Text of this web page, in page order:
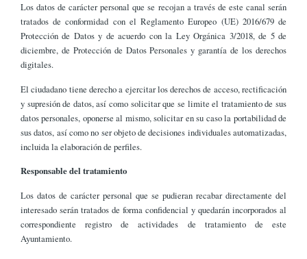
Los datos de carácter personal que se recojan a través de este canal serán
tratados de conformidad con el Reglamento Europeo (UE) 2016/679 de
Protección de Datos y de acuerdo con la Ley Orgánica 3/2018, de 5 de
diciembre, de Protección de Datos Personales y garantía de los derechos
digitales.
El ciudadano tiene derecho a ejercitar los derechos de acceso, rectificación
y supresión de datos, así como solicitar que se limite el tratamiento de sus
datos personales, oponerse al mismo, solicitar en su caso la portabilidad de
sus datos, así como no ser objeto de decisiones individuales automatizadas,
incluida la elaboración de perfiles.
Responsable del tratamiento
Los datos de carácter personal que se pudieran recabar directamente del
interesado serán tratados de forma confidencial y quedarán incorporados al
correspondiente registro de actividades de tratamiento de este
Ayuntamiento.